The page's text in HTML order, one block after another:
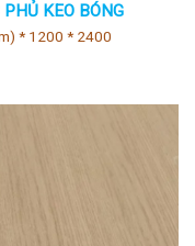
KEO BÓNG
* 1200 * 2400